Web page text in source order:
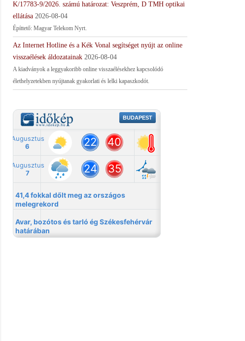
K/17783-9/2026. számú határozat: Veszprém, D TMH optikai
ellátása 2026-08-04
Építtető: Magyar Telekom Nyrt.
Az Internet Hotline és a Kék Vonal segítséget nyújt az online
visszaélések áldozatainak 2026-08-04
A kiadványok a leggyakoribb online visszaélésekhez kapcsolódó
élethelyzetekben nyújtanak gyakorlati és lelki kapaszkodót.